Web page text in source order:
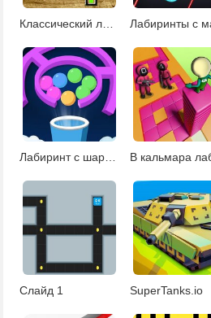
Классический лабиринт
Лабиринт с шариками
Слайд 1 SuperTanks.io